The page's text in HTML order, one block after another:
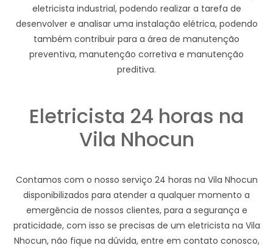
eletricista industrial, podendo realizar a tarefa de
desenvolver e analisar uma instalação elétrica, podendo
também contribuir para a área de manutenção
preventiva, manutenção corretiva e manutenção
preditiva.
Eletricista 24 horas na
Vila Nhocun
Contamos com o nosso serviço 24 horas na Vila Nhocun
disponibilizados para atender a qualquer momento a
emergência de nossos clientes, para a segurança e
praticidade, com isso se precisas de um eletricista na Vila
Nhocun, não fique na dúvida, entre em contato conosco,